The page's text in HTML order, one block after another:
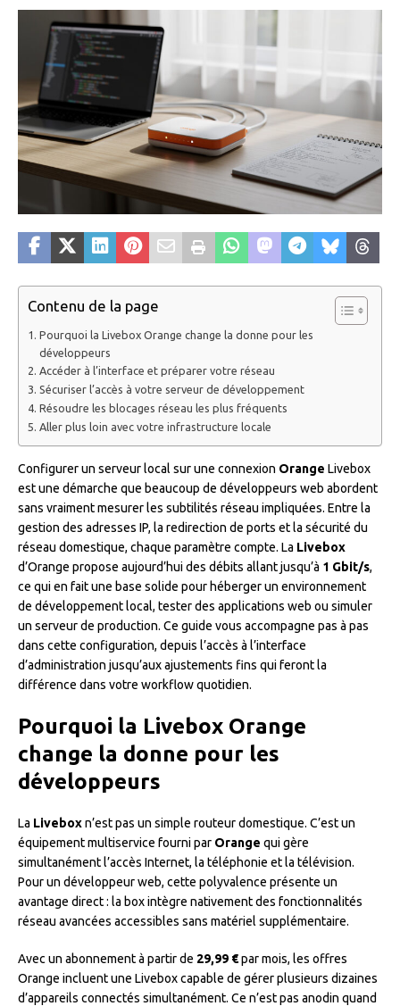
Contenu de la page
Pourquoi la Livebox Orange change la donne pour les
développeurs
Accéder à l’interface et préparer votre réseau
Sécuriser l’accès à votre serveur de développement
Résoudre les blocages réseau les plus fréquents
Aller plus loin avec votre infrastructure locale
Configurer un serveur local sur une connexion Orange Livebox
est une démarche que beaucoup de développeurs web abordent
sans vraiment mesurer les subtilités réseau impliquées. Entre la
gestion des adresses IP, la redirection de ports et la sécurité du
réseau domestique, chaque paramètre compte. La Livebox
d’Orange propose aujourd’hui des débits allant jusqu’à 1 Gbit/s,
ce qui en fait une base solide pour héberger un environnement
de développement local, tester des applications web ou simuler
un serveur de production. Ce guide vous accompagne pas à pas
dans cette configuration, depuis l’accès à l’interface
d’administration jusqu’aux ajustements fins qui feront la
différence dans votre workflow quotidien.
Pourquoi la Livebox Orange
change la donne pour les
développeurs
La Liveboxn’est pas un simple routeur domestique. C’est un
équipement multiservice fourni par Orange qui gère
simultanément l’accès Internet, la téléphonie et la télévision.
Pour un développeur web, cette polyvalence présente un
avantage direct : la box intègre nativement des fonctionnalités
réseau avancées accessibles sans matériel supplémentaire.
Avec un abonnement à partir de 29,99 €par mois, les offres
Orange incluent une Livebox capable de gérer plusieurs dizaines
d’appareils connectés simultanément. Ce n’est pas anodin quand